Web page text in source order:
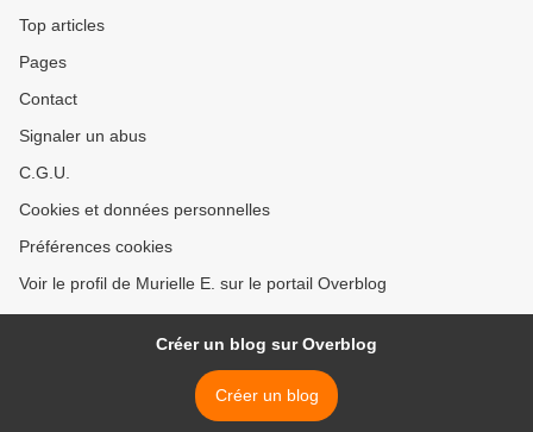
Top articles
Pages
Contact
Signaler un abus
C.G.U.
Cookies et données personnelles
Préférences cookies
Voir le profil de Murielle E. sur le portail Overblog
Créer un blog sur Overblog
Créer un blog